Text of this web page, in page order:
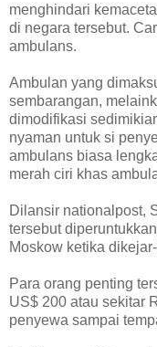
menghindari
di negara tersebut.
ambulans.
Ambulan yang
sembarangan,
dimodifikasi
nyaman untuk si
ambulans biasa
merah ciri khas
Dilansir nationalpost,
tersebut
Moskow ketika
Para orang penting
US$ 200 atau sekitar
penyewa sampai